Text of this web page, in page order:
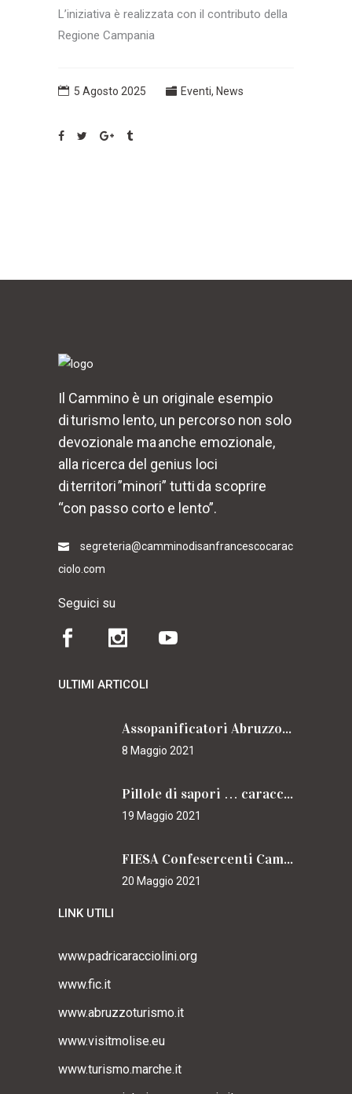
L’iniziativa è realizzata con il contributo della
Regione Campania
5 Agosto 2025 Eventi, News
Il Cammino è un originale esempio
di turismo lento, un percorso non solo
devozionale ma anche emozionale,
alla ricerca del genius loci
di territori ”minori” tutti da scoprire
“con passo corto e lento”.
segreteria@camminodisanfrancescocarac
ciolo.com
Seguici su
ULTIMI ARTICOLI
Assopanificatori Abruzzo e Molise insieme per il Cammino
8 Maggio 2021
Pillole di sapori … caracciolini
19 Maggio 2021
FIESA Confesercenti Campania per il Cammino
20 Maggio 2021
LINK UTILI
www.padricaracciolini.org
www.fic.it
www.abruzzoturismo.it
www.visitmolise.eu
www.turismo.marche.it